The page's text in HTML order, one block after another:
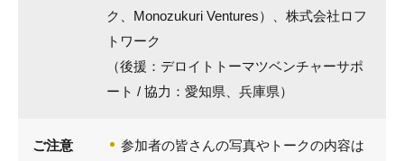
ク、Monozukuri Ventures）、株式会社ロフ
トワーク
（後援：デロイトトーマツベンチャーサポ
ート / 協力：愛知県、兵庫県）
ご注意
参加者の皆さんの写真やトークの内容は